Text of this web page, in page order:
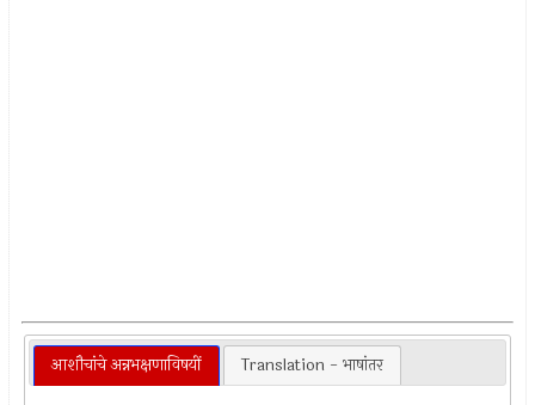
आशौचांचे अन्नभक्षणाविषयीं Translation - भाषांतर